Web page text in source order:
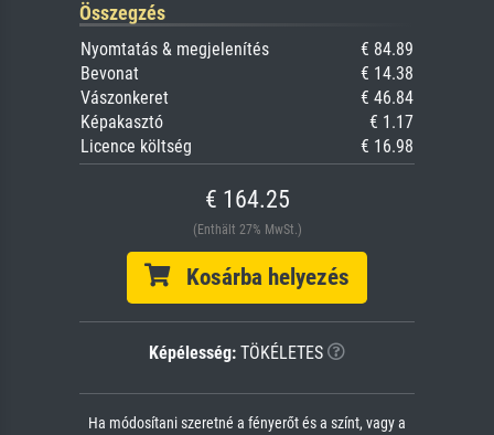
Összegzés
Nyomtatás & megjelenítés
€ 84.89
Bevonat
€ 14.38
Vászonkeret
€ 46.84
Képakasztó
€ 1.17
Licence költség
€ 16.98
€ 164.25
(Enthält 27% MwSt.)
Kosárba helyezés
Képélesség: TÖKÉLETES
Ha módosítani szeretné a fényerőt és a színt, vagy a